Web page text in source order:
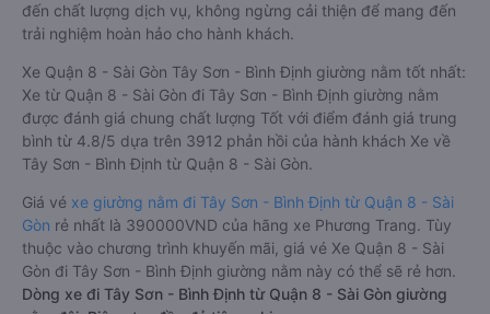
đến chất lượng dịch vụ, không ngừng cải thiện để mang đến
trải nghiệm hoàn hảo cho hành khách.
Xe Quận 8 - Sài Gòn Tây Sơn - Bình Định giường nằm tốt nhất:
Xe từ Quận 8 - Sài Gòn đi Tây Sơn - Bình Định giường nằm
được đánh giá chung chất lượng Tốt với điểm đánh giá trung
bình từ 4.8/5 dựa trên 3912 phản hồi của hành khách Xe về
Tây Sơn - Bình Định từ Quận 8 - Sài Gòn.
Giá vé xe giường nằm đi Tây Sơn - Bình Định từ Quận 8 - Sài
Gòn rẻ nhất là 390000VND của hãng xe Phương Trang. Tùy
thuộc vào chương trình khuyến mãi, giá vé Xe Quận 8 - Sài
Gòn đi Tây Sơn - Bình Định giường nằm này có thể sẽ rẻ hơn.
Dòng xe đi Tây Sơn - Bình Định từ Quận 8 - Sài Gòn giường